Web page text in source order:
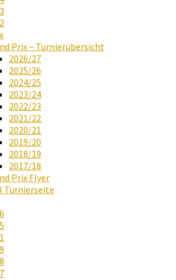
Prix – Turnierübersicht
2026/27
2025/26
2024/25
2023/24
2022/23
2021/22
2020/21
2019/20
2018/19
2017/18
Prix Flyer
Turnierseite